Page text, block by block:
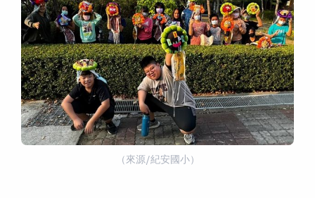
（來源/紀安國小）